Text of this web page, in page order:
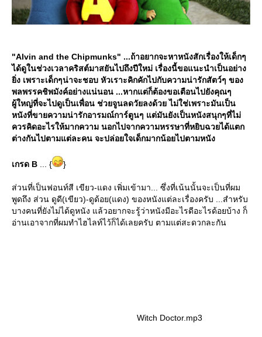
"Alvin and the Chipmunks" ...ถ้าอยากจะหาหนังสักเรื่องให้เด็กๆ
ได้ดูในช่วงเวลาคริสต์มาสยันไปถึงปีใหม่ เรื่องนี้ขอแนะนำเป็นอย่าง
ิ่ง เพราะเด็กๆน่าจะชอบ หัวเราะคิกคักไปกับความน่ารักสัตว์ๆ ของ
พลพรรคชิพมังค์อย่างแน่นอน ...หากแต่ก็ต้องขอเตือนไปยังคุณๆ
ผู้ใหญ่ที่จะไปดูเป็นเพื่อน ช่วยจูนลดวัยลงด้วย ไม่ใช่เพราะมันเป็น
หนังที่ขายความน่ารักอารมณ์การ์ตูนๆ แต่มันยังเป็นหนังสนุกๆที่ไม่
ควรคิดอะไรให้มากความ นอกไปจากความหรรษาที่หยิบฉวยได้แตก
ต่างกันไปตามแต่ละคน จะปล่อยใจเด็กมากน้อยไปตามหนัง
เกรด B ... { }
ส่วนที่เป็นฟอนท์สี เขียว-แดง เพิ่มเข้ามา... ซึ่งที่เน้นนั้นจะเป็นที่ผม
พูดถึง ส่วน ดูดี(เขียว)-ดูด้อย(แดง) ของหนังแต่ละเรื่องครับ ...สำหรับ
บางคนที่ยังไม่ได้ดูหนัง แล้วอยากจะรู้ว่าหนังมีอะไรดีอะไรด้อยบ้าง ก็
อ่านเอาจากที่ผมทำไฮไลท์ไว้ก็ได้เลยครับ ตามแต่สะดวกละกัน
Witch Doctor.mp3